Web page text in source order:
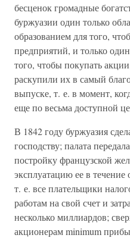
бесценок громадные
буржуазии один только
образованием для того,
предприятий, и только
того, чтобы покупать
раскупили их в самый
выпуске, т. е. в момент,
еще по весьма доступной
В 1842 году буржуазия
господству; палата
постройку французской
эксплуатацию ее в течение
т. е. все плательщики
работам на свой счет и
несколько миллиардов;
акционерам minimum